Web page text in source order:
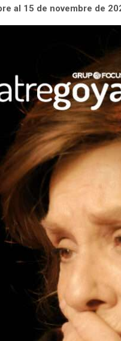
al 15 de novembre de